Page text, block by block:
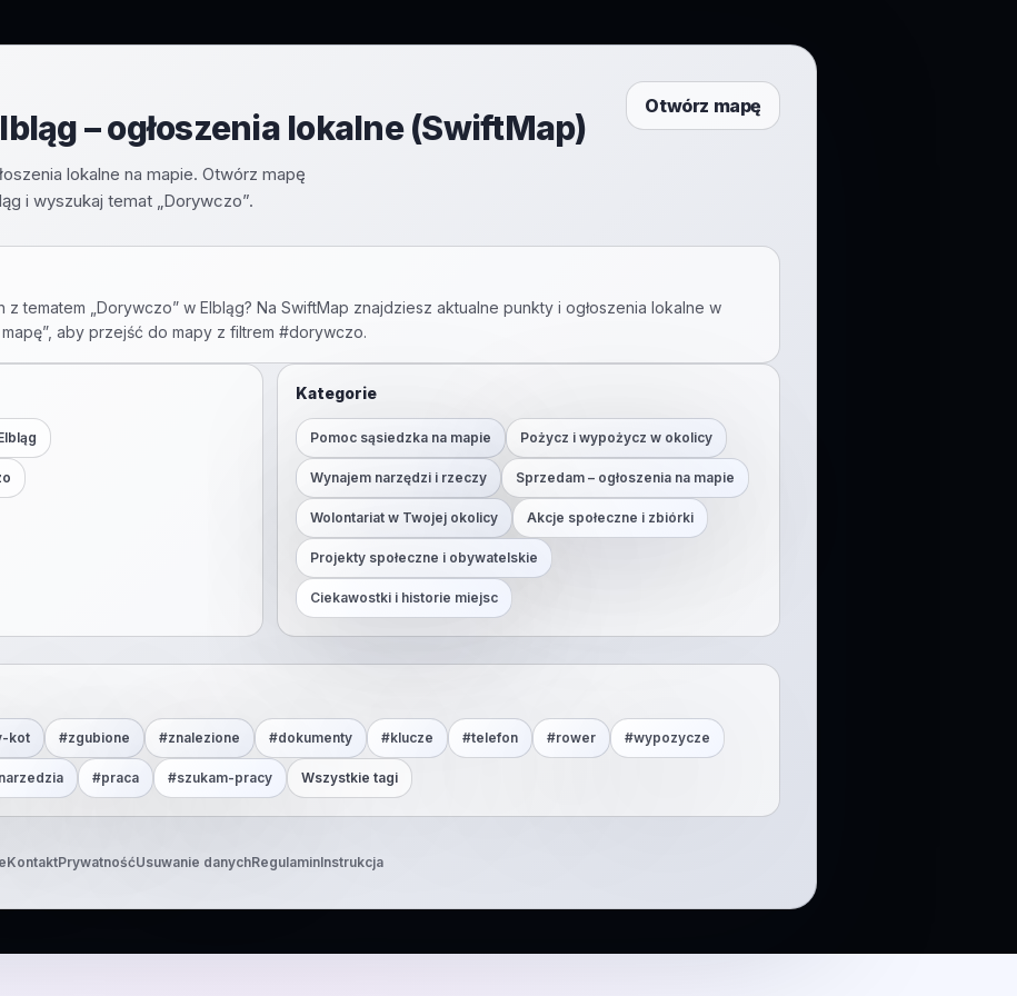
– ogłoszenia lokalne (SwiftMap)
lokalne na mapie. Otwórz mapę
i wyszukaj temat „Dorywczo”.
Otwórz mapę
tematem „ Dorywczo” w Elbląg? Na SwiftMap znajdziesz aktualne punkty i ogłoszenia lokalne w
aby przejść do mapy z filtrem #dorywczo.
Kategorie
Pomoc sąsiedzka na mapie Pożycz i wypożycz w okolicy
Wynajem narzędzi i rzeczy Sprzedam – ogłoszenia na mapie
Wolontariat w Twojej okolicy Akcje społeczne i zbiórki
Projekty społeczne i obywatelskie
Ciekawostki i historie miejsc
kot #zgubione #znalezione #dokumenty #klucze #telefon #rower #wypozycze
narzedzia #praca #szukam-pracy Wszystkie tagi
KontaktPrywatnośćUsuwanie danychRegulaminInstrukcja